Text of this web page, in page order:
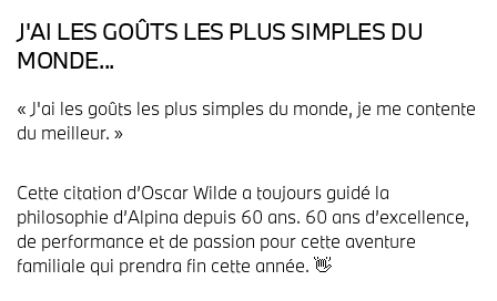
J'AI LES GOÛTS LES PLUS SIMPLES DU
MONDE...
« J'ai les goûts les plus simples du monde, je me contente
du meilleur. »
Cette citation d’Oscar Wilde a toujours guidé la
philosophie d’Alpina depuis 60 ans. 60 ans d’excellence,
de performance et de passion pour cette aventure
familiale qui prendra fin cette année. 👋